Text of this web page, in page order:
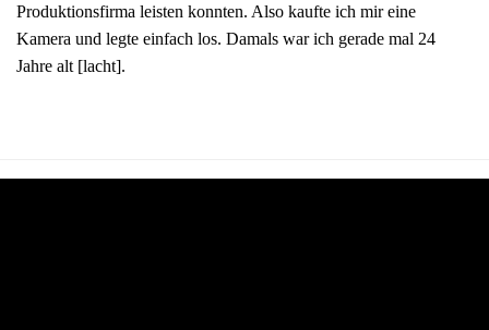
Produktionsfirma leisten konnten. Also kaufte ich mir eine
Kamera und legte einfach los. Damals war ich gerade mal 24
Jahre alt [lacht].